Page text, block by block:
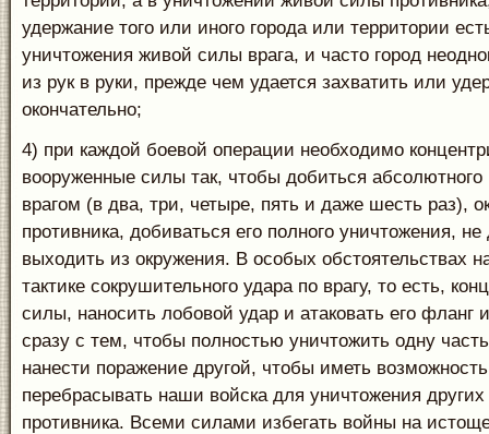
удержание того или иного города или территории
уничтожения живой силы врага, и часто город
из рук в руки, прежде чем удается захватить или
окончательно;
4) при каждой боевой операции необходимо
вооруженные силы так, чтобы добиться абсолютного
врагом (в два, три, четыре, пять и даже шесть раз),
противника, добиваться его полного уничтожения,
выходить из окружения. В особых обстоятельствах
тактике сокрушительного удара по врагу, то есть,
силы, наносить лобовой удар и атаковать его фланг
сразу с тем, чтобы полностью уничтожить одну
нанести поражение другой, чтобы иметь
перебрасывать наши войска для уничтожения других
противника. Всеми силами избегать войны на